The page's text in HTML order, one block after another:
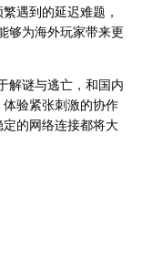
遇到的延迟难题，
够为海外玩家带来更
解谜与逃亡，和国内
验紧张刺激的协作
的网络连接都将大